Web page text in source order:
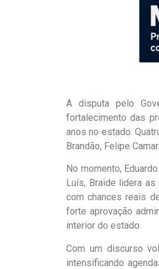
A disputa pelo
fortalecimento das
anos no estado.
Brandão, Felipe
No momento,
Luís, Braide lidera
com chances reais
forte aprovação
interior do estado.
Com um discurso
intensificando